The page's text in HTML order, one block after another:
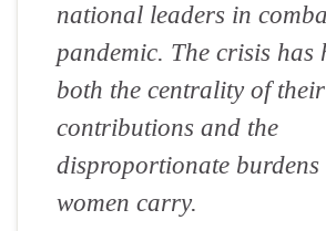
national leaders in
pandemic. The crisis has
both the centrality of their
contributions and the
disproportionate burdens
women carry.